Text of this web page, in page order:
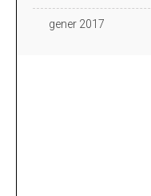
gener 2017